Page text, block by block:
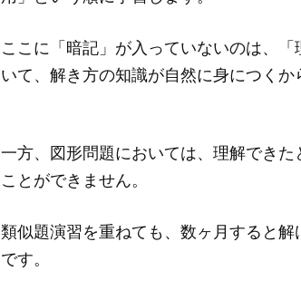
ここに「暗記」が入っていないのは、
いて、解き方の知識が自然に身につくか
一方、図形問題においては、理解できた
ことができません。
類似題演習を重ねても、数ヶ月すると
です。